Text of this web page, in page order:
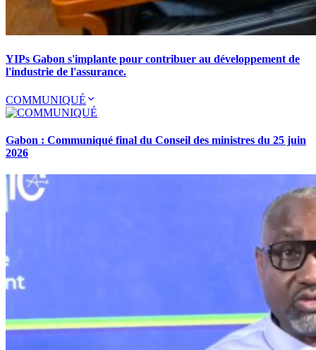
YIPs Gabon s'implante pour contribuer au développement de
l'industrie de l'assurance.
COMMUNIQUÉ
Gabon : Communiqué final du Conseil des ministres du 25 juin
2026